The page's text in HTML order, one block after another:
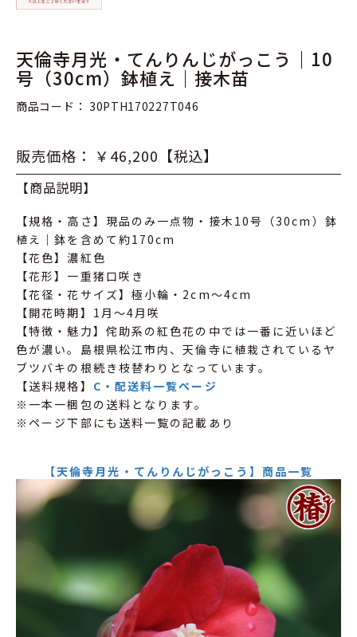
天倫寺月光・てんりんじがっこう｜10
号（30cm）鉢植え｜接木苗
商品コード： 30PTH170227T046
販売価格： ￥46,200【税込】
【商品説明】
【規格・高さ】現品のみ一点物・接木10号（30cm）鉢
植え｜鉢を含めて約170cm
【花色】濃紅色
【花形】一重猪口咲き
【花径・花サイズ】極小輪・2cm～4cm
【開花時期】1月～4月咲
【特徴・魅力】侘助系の紅色花の中では一番に近いほど
色が濃い。島根県松江市内、天倫寺に植栽されているヤ
ブツバキの根続き枝替わりとなっています。
【送料規格】 C・配送料一覧ページ
※一本一梱包の送料となります。
※ページ下部にも送料一覧の記載あり
【天倫寺月光・てんりんじがっこう】商品一覧